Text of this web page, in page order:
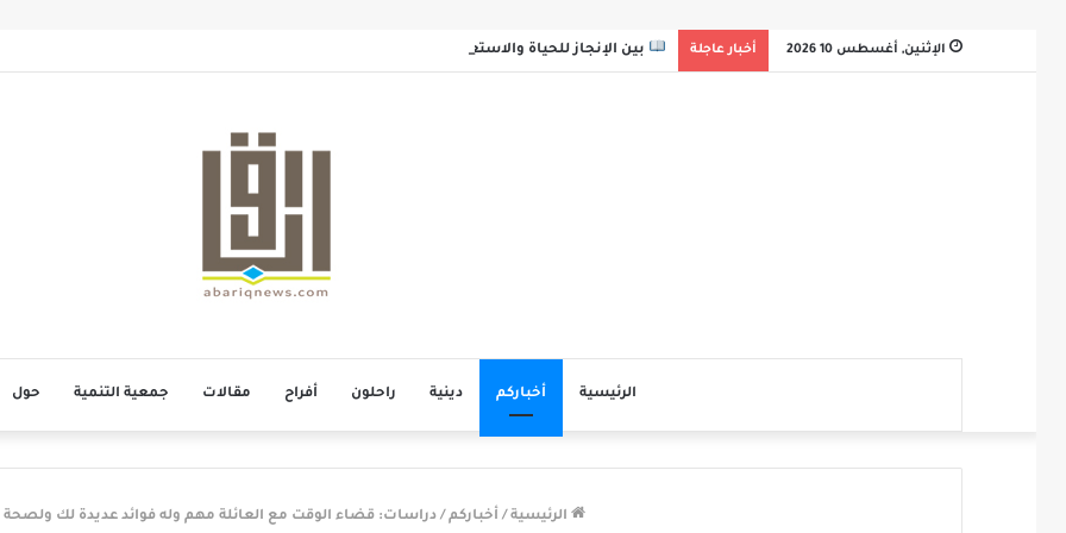
الإثنين, أغسطس 10 2026 أخبار عاجلة بين الإنجاز للحياة والاستعداد للموت
الرئيسية أخباركم دينية راحلون أفراح مقالات جمعية التنمية حول
الرئيسية / أخباركم / دراسات: قضاء الوقت مع العائلة مهم وله فوائد عديدة لك ولصحة